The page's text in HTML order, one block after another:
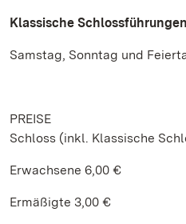
Klassische
Samstag, Sonntag und
PREISE
Schloss (inkl. Klassische
Erwachsene 6,00 €
Ermäßigte 3,00 €